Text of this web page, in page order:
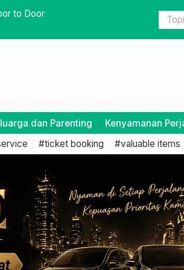
Alternatif
Travel
dan Parenting Kenyamanan
#ticket booking #valuable items